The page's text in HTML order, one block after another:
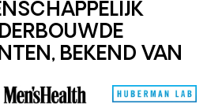
BEKEND VAN